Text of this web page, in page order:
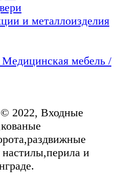
и металлоизделия
мебель /
2022, Входные
и